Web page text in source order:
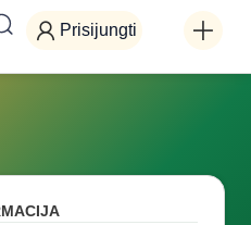
Prisijungti